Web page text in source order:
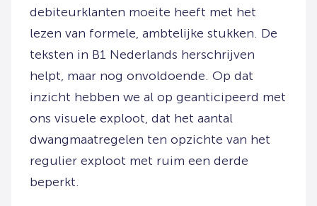
debiteurklanten moeite heeft met het
lezen van formele, ambtelijke stukken. De
teksten in B1 Nederlands herschrijven
helpt, maar nog onvoldoende. Op dat
inzicht hebben we al op geanticipeerd met
ons visuele exploot, dat het aantal
dwangmaatregelen ten opzichte van het
regulier exploot met ruim een derde
beperkt.